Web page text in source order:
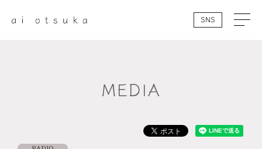
SNS
MEDIA